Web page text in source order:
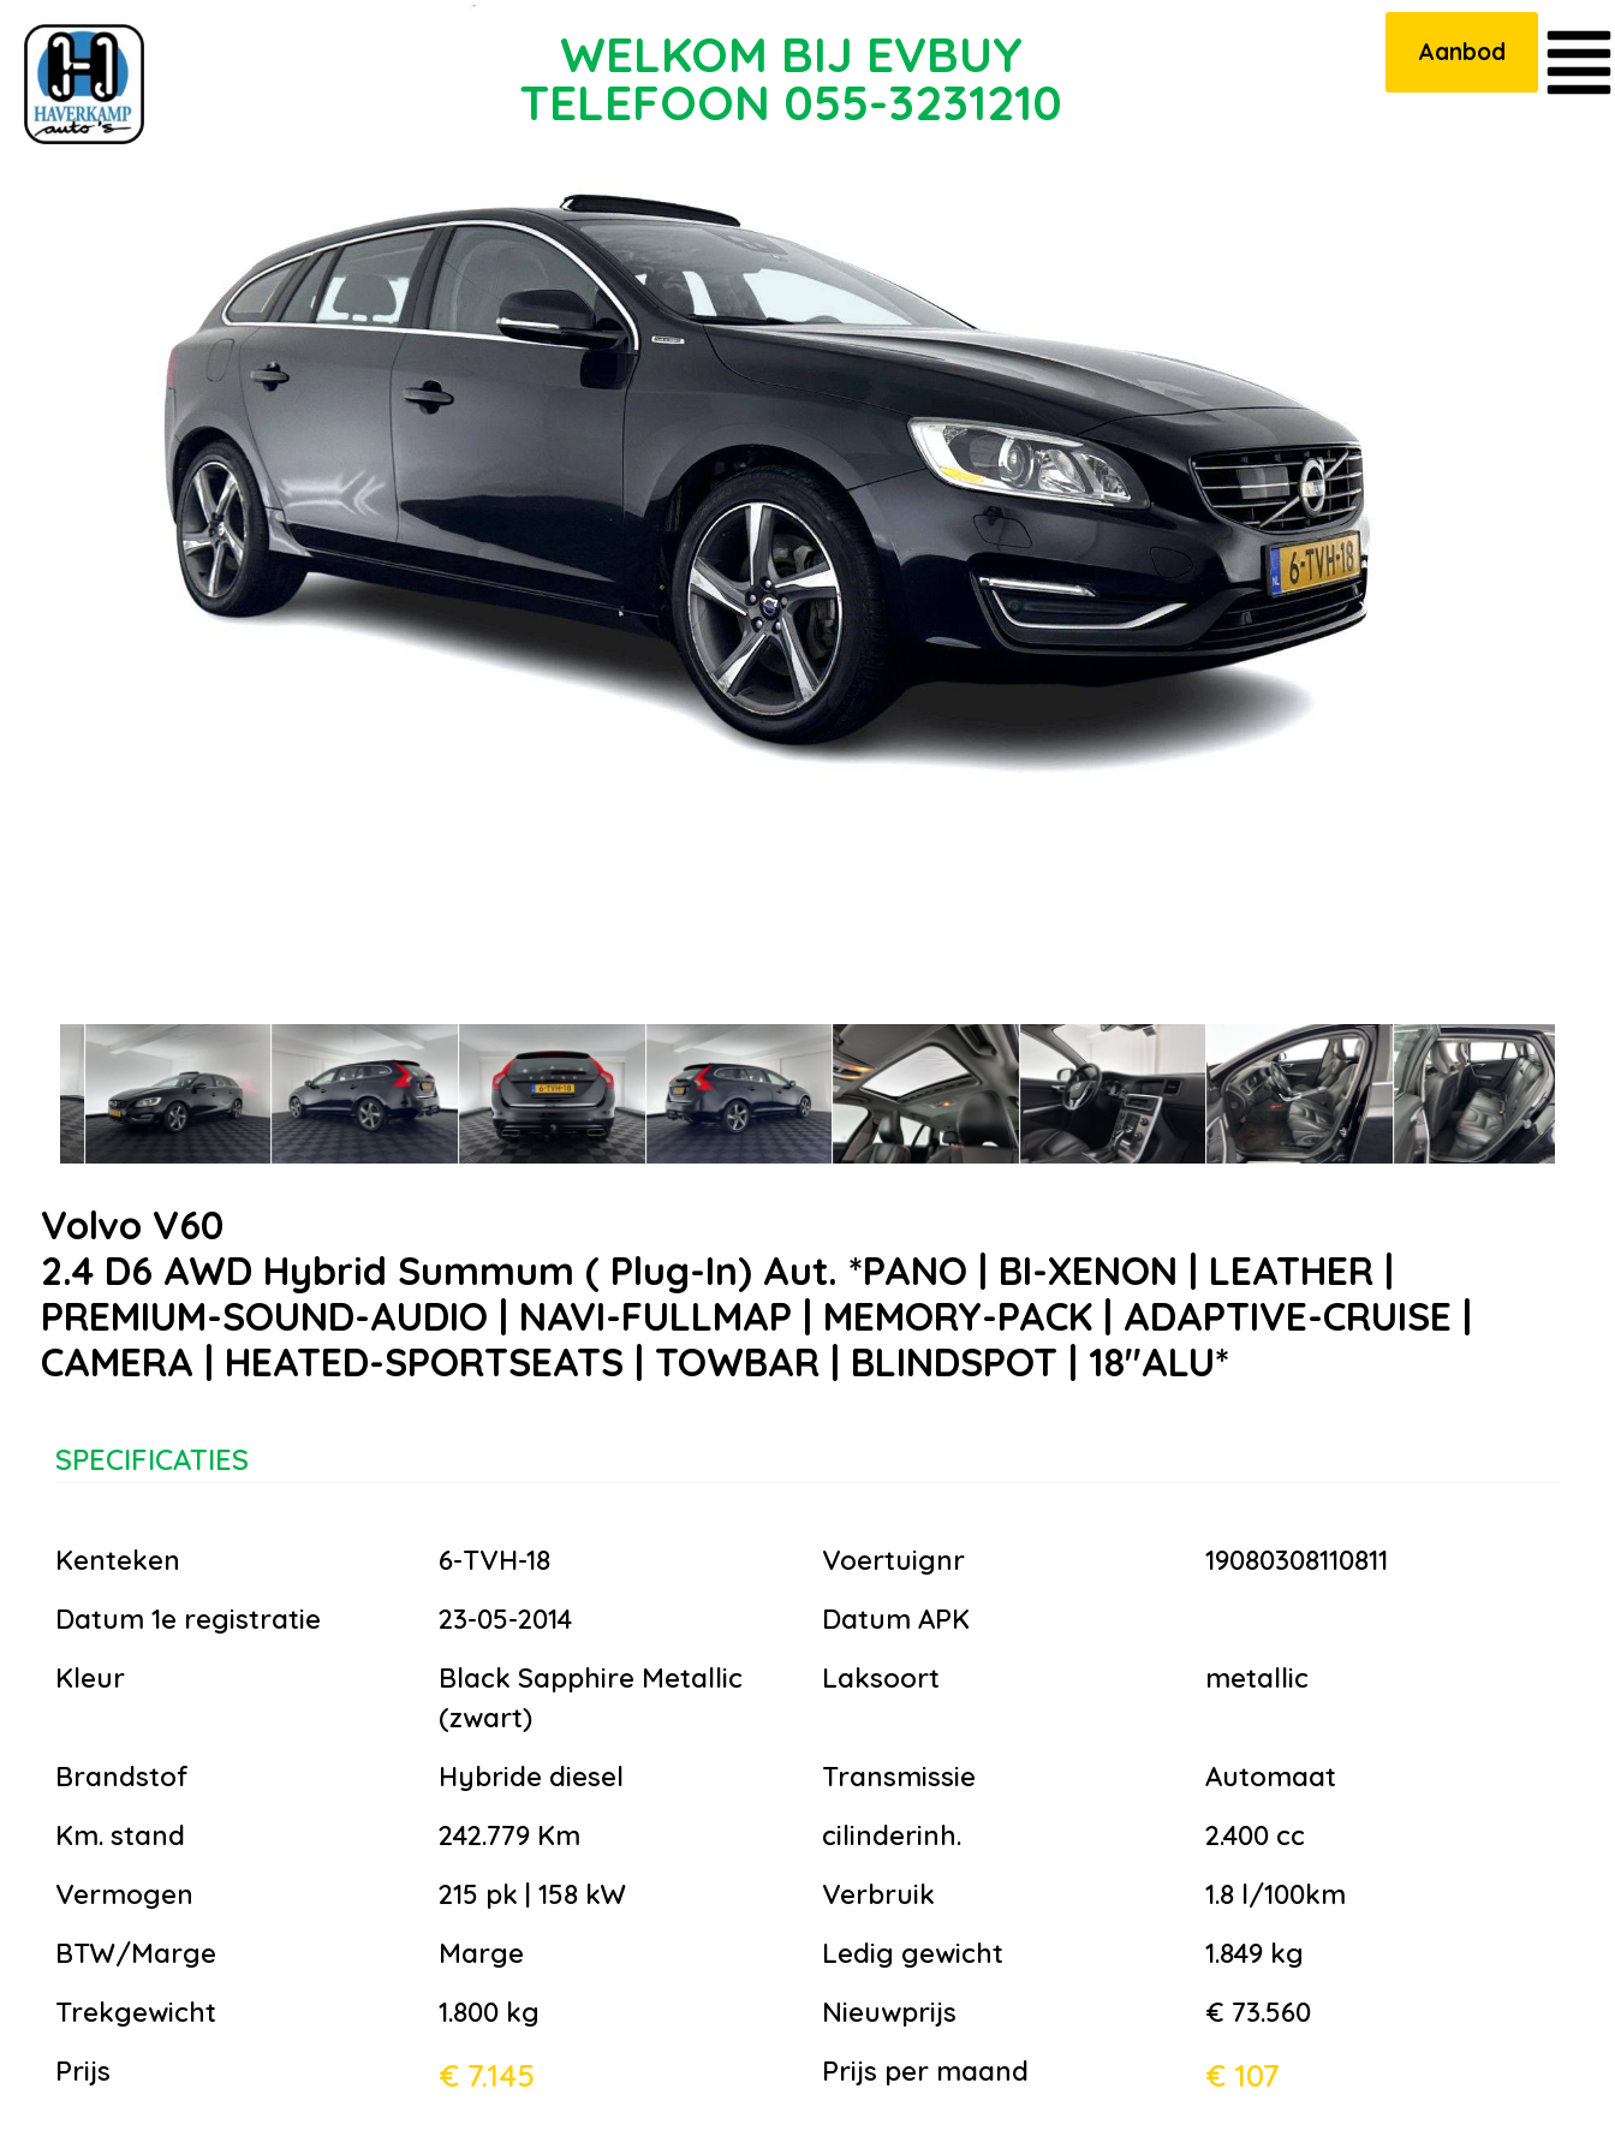
WELKOM BIJ EVBUY
TELEFOON 055-3231210
Aanbod
Volvo V60
2.4 D6 AWD Hybrid Summum ( Plug-In) Aut. *PANO | BI-XENON | LEATHER |
PREMIUM-SOUND-AUDIO | NAVI-FULLMAP | MEMORY-PACK | ADAPTIVE-CRUISE |
CAMERA | HEATED-SPORTSEATS | TOWBAR | BLINDSPOT | 18"ALU*
SPECIFICATIES
Kenteken 6-TVH-18 Voertuignr
19080308110811
Datum 1e registratie
23-05-2014
Datum APK
Kleur
Black Sapphire Metallic
(zwart)
Laksoort metallic
Brandstof Hybride diesel Transmissie
Automaat
Km. stand
242.779 Km cilinderinh.
2.400 cc
Vermogen
215 pk | 158 kW Verbruik
1.8 l/100km
BTW/Marge
Marge Ledig gewicht
1.849 kg
Trekgewicht
1.800 kg Nieuwprijs
€ 73.560
Prijs
€ 7.145 Prijs per maand € 107